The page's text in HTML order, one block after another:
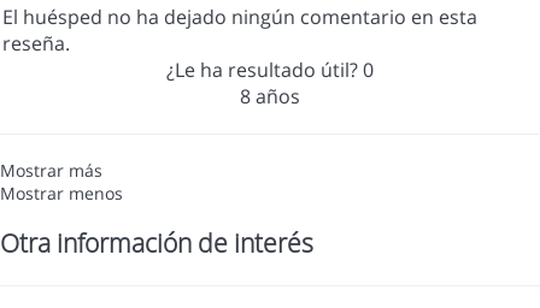
El huésped no ha dejado ningún comentario en esta
reseña.
¿Le ha resultado útil?0
8 años
Mostrar más
Mostrar menos
Otra información de interés